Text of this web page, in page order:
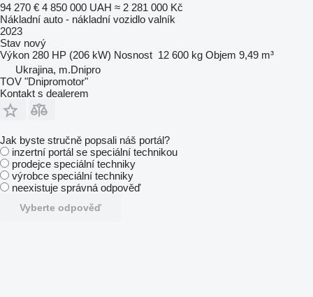
94 270 € 4 850 000 UAH ≈ 2 281 000 Kč
Nákladní auto - nákladní vozidlo valník
2023
Stav nový
Výkon 280 HP (206 kW) Nosnost 12 600 kg Objem 9,49 m³
Ukrajina, m.Dnipro
TOV "Dnipromotor"
Kontakt s dealerem
Jak byste stručně popsali náš portál?
inzertní portál se speciální technikou
prodejce speciální techniky
výrobce speciální techniky
neexistuje správná odpověď
Vyberte odpověď